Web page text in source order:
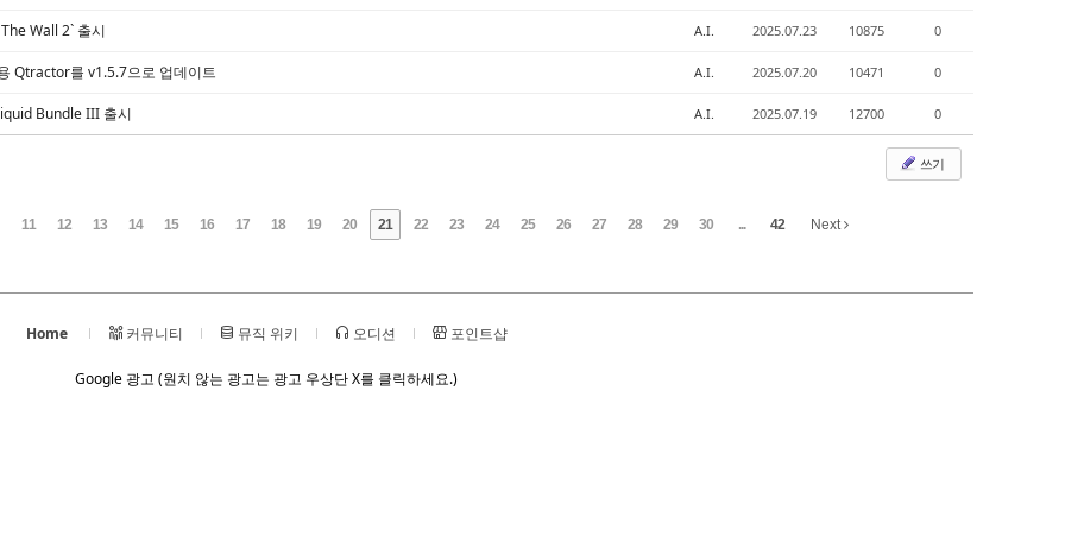
Wall 2` 출시 A.I. 2025.07.23 10875 0
Qtractor를 v1.5.7으로 업데이트 A.I. 2025.07.20 10471 0
Bundle III 출시 A.I. 2025.07.19 12700 0
쓰기
11 12 13 14 15 16 17 18 19 20 21 22 23 24 25 26 27 28 29 30 ... 42 Next
Home 커뮤니티 뮤직 위키 오디션 포인트샵
Google 광고 (원치 않는 광고는 광고 우상단 X를 클릭하세요.)